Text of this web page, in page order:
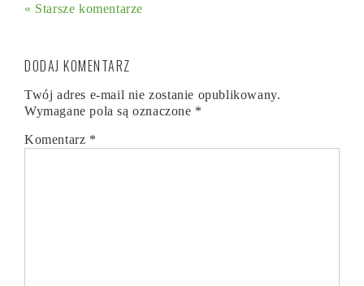
« Starsze komentarze
DODAJ KOMENTARZ
Twój adres e-mail nie zostanie opublikowany.
Wymagane pola są oznaczone *
Komentarz *